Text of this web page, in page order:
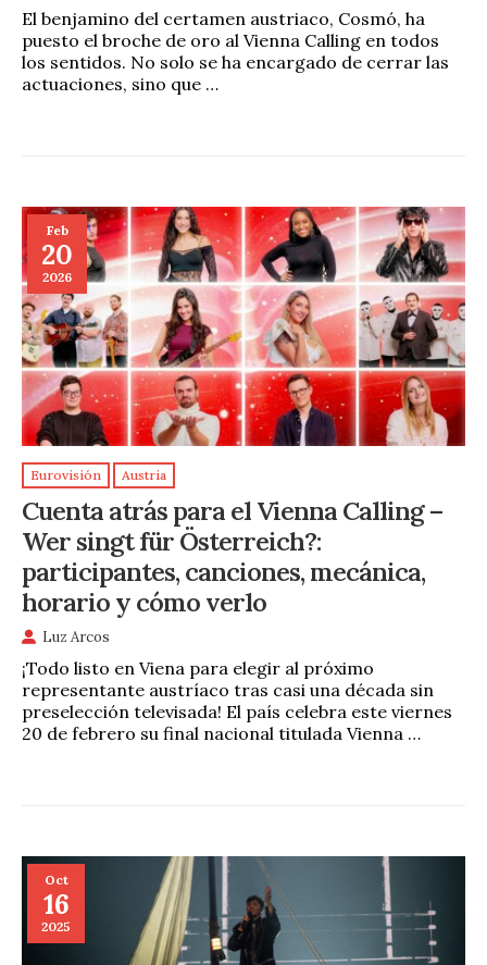
El benjamino del certamen austriaco, Cosmó, ha
puesto el broche de oro al Vienna Calling en todos
los sentidos. No solo se ha encargado de cerrar las
actuaciones, sino que …
Feb
20
2026
Eurovisión Austria
Cuenta atrás para el Vienna Calling –
Wer singt für Österreich?:
participantes, canciones, mecánica,
horario y cómo verlo
Luz Arcos
¡Todo listo en Viena para elegir al próximo
representante austríaco tras casi una década sin
preselección televisada! El país celebra este viernes
20 de febrero su final nacional titulada Vienna …
Oct
16
2025